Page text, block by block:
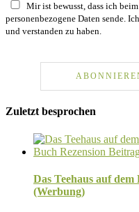
Mir ist bewusst, dass ich
personenbezogene Daten sende.
und verstanden zu haben.
Zuletzt besprochen
Das Teehaus auf
(Werbung)